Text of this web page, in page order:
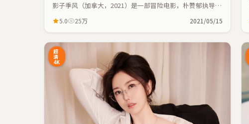
影子季风（加拿大，2021）是一部冒险电影，朴赞郁执导，
紧凑。
5.0 25万 2021/05/15
超
清
4K